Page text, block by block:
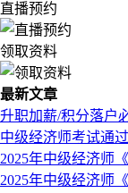
直播预约
领取资料
最新文章
升职加薪/积分落户
中级经济师考试通
2025年中级经济师
2025年中级经济师